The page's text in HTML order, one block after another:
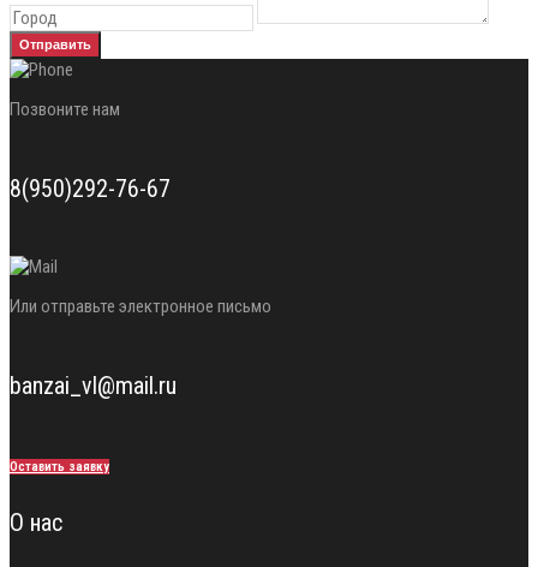
Отправить
Позвоните нам
8(950)292-76-67
Или отправьте электронное письмо
banzai_vl@mail.ru
Оставить заявку
О нас